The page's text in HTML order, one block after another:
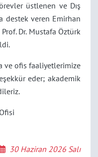
üstlenen ve Dış
destek veren Emirhan
Dr. Mustafa Öztürk
ve ofis faaliyetlerimize
eder; akademik
30 Haziran 2026 Salı